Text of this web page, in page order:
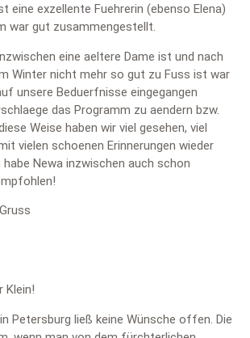
eine exzellente Fuehrerin (ebenso Elena)
war gut zusammengestellt.
eine aeltere Dame ist und nach
Winter nicht mehr so gut zu Fuss ist war
unsere Beduerfnisse eingegangen
das Programm zu aendern bzw.
Weise haben wir viel gesehen, viel
vielen schoenen Erinnerungen wieder
Newa inzwischen auch schon
Klein!
Petersburg ließ keine Wünsche offen. Die